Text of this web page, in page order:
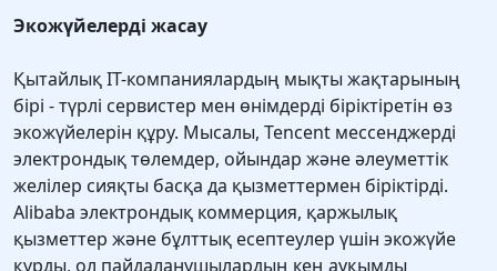
Экожүйелерді жасау
Қытайлық IT-компаниялардың мықты жақтарының
бірі - түрлі сервистер мен өнімдерді біріктіретін өз
экожүйелерін құру. Мысалы, Tencent мессенджерді
электрондық төлемдер, ойындар және әлеуметтік
желілер сияқты басқа да қызметтермен біріктірді.
Alibaba электрондық коммерция, қаржылық
қызметтер және бұлттық есептеулер үшін экожүйе
құрды, ол пайдаланушылардың кең ауқымды